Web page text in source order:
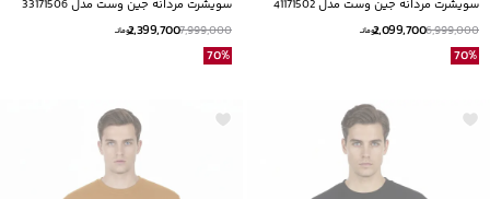
سویشرت مردانه جین وست مدل 41171502
6,999,000
2,099,700تومانــ
70%
سویشرت مردانه جین وست مدل 33171506
7,999,000
2,399,700تومانــ
70%